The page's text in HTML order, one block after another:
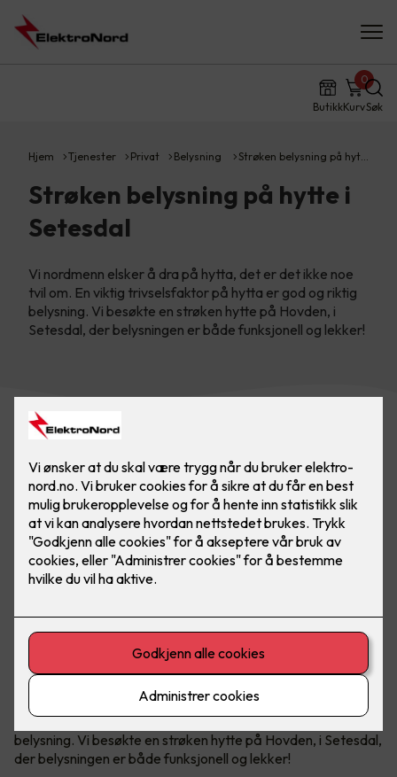
ButikkKurv
0
Søk
Hjem Tjenester Privat Belysning Strøken belysning på hyt…
Strøken belysning på hytte i
Setesdal
Vi nordmenn elsker å dra på hytta, det er det ikke noe
tvil om. En viktig trivselsfaktor på hytta er god og riktig
belysning. Vi besøkte en strøken hytte på Hovden, i
Setesdal, der belysningen er både funksjonell og lekker!
Vi nordmenn elsker å dra på hytta, det er det ikke noe tvil
om. En viktig trivselsfaktor på hytta er god og riktig
belysning. Vi besøkte en strøken hytte på Hovden, i Setesdal,
der belysningen er både funksjonell og lekker!